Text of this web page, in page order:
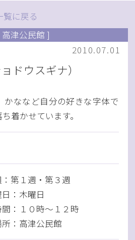
に戻る
高津公民館 ]
2010.07.01
ドウスギナ）
かななど自分の好きな字体で
着かせています。
第１週・第３週
：木曜日
：１０時～１２時
：高津公民館